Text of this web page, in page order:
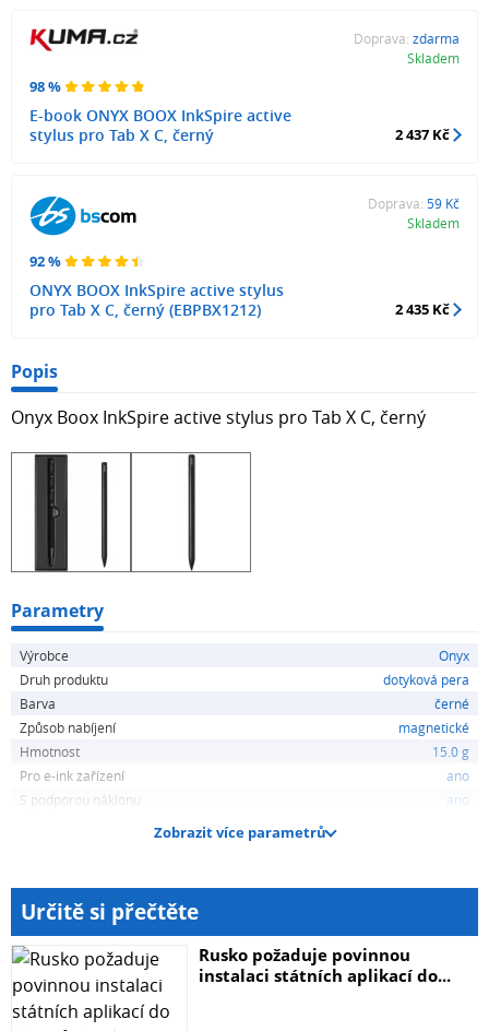
98 %
E-book ONYX BOOX InkSpire active
stylus pro Tab X C, černý
Doprava: zdarma
Skladem
2 437 Kč
92 %
ONYX BOOX InkSpire active stylus
pro Tab X C, černý (EBPBX1212)
Doprava: 59 Kč
Skladem
2 435 Kč
Popis
Onyx Boox InkSpire active stylus pro Tab X C, černý
Parametry
Výrobce
Onyx
Druh produktu
dotyková pera
Barva
černé
Způsob nabíjení
magnetické
Hmotnost
15.0 g
Pro e-ink zařízení
ano
S podporou náklonu
ano
Zobrazit více parametrů
Určitě si přečtěte
Rusko požaduje povinnou
instalaci státních aplikací do...